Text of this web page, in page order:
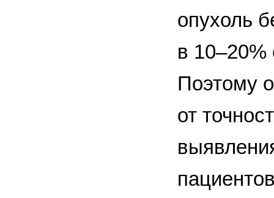
опухоль
в 10–20%
Поэтому
от